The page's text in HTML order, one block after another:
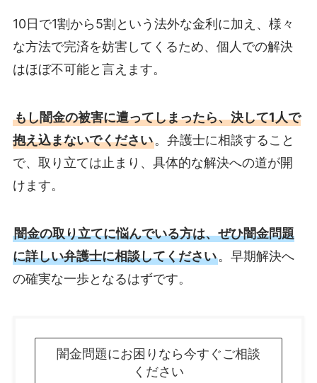
10日で1割から5割という法外な金利に加え、様々
な方法で完済を妨害してくるため、個人での解決
はほぼ不可能と言えます。
もし闇金の被害に遭ってしまったら、決して1人で
抱え込まないでください。弁護士に相談すること
で、取り立ては止まり、具体的な解決への道が開
けます。
闇金の取り立てに悩んでいる方は、ぜひ闇金問題
に詳しい弁護士に相談してください。早期解決へ
の確実な一歩となるはずです。
闇金問題にお困りなら今すぐご相談
ください